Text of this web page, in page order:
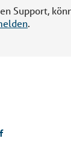
Support,
.